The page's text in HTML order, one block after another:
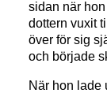
sidan när
dottern vuxit
över för sig
och började
När hon lade